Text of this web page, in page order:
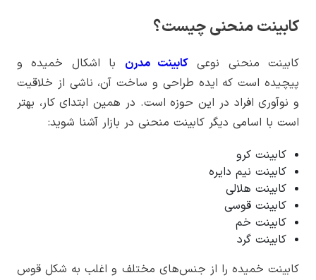
کابینت منحنی چیست؟
کابینت منحنی نوعیکابینت مدرن با اشکال خمیده و
پیچیده است که ایده طراحی و ساخت آن، ناشی از خلاقیت
و نوآوری افراد در این حوزه است. در همین ابتدای کار، بهتر
است با اسامی دیگر کابینت منحنی در بازار آشنا شوید:
کابینت کرو
کابینت نیم دایره
کابینت هلالی
کابینت قوسی
کابینت خم
کابینت گرد
کابینت خمیده را از جنس‌های مختلف و اغلب به شکل قوس